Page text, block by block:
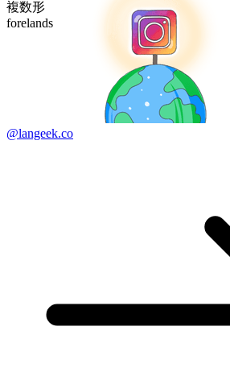
複数形
forelands
@langeek.co